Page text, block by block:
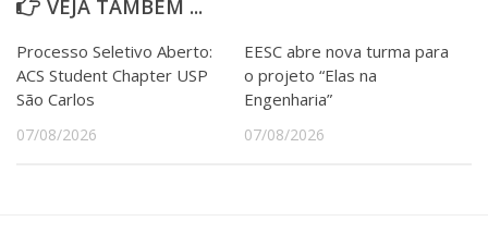
Jornal da USP
Defesa de Teses
VEJA TAMBÉM ...
Processo Seletivo Aberto:
ACS Student Chapter USP
São Carlos
07/08/2026
EESC abre nova turma para
o projeto “Elas na
Engenharia”
07/08/2026